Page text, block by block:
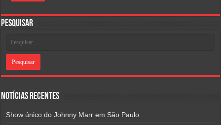
Pesquisar
Notícias Recentes
Show único do Johnny Marr em São Paulo